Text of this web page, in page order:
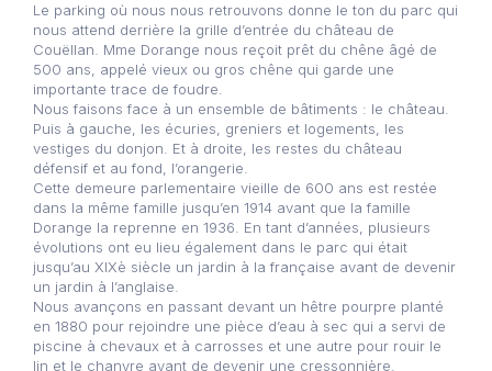
Le parking où nous nous retrouvons donne le ton du parc qui
nous attend derrière la grille d’entrée du château de
Couëllan. Mme Dorange nous reçoit prêt du chêne âgé de
500 ans, appelé vieux ou gros chêne qui garde une
importante trace de foudre.
Nous faisons face à un ensemble de bâtiments : le château.
Puis à gauche, les écuries, greniers et logements, les
vestiges du donjon. Et à droite, les restes du château
défensif et au fond, l’orangerie.
Cette demeure parlementaire vieille de 600 ans est restée
dans la même famille jusqu’en 1914 avant que la famille
Dorange la reprenne en 1936. En tant d’années, plusieurs
évolutions ont eu lieu également dans le parc qui était
jusqu’au XIXè siècle un jardin à la française avant de devenir
un jardin à l’anglaise.
Nous avançons en passant devant un hêtre pourpre planté
en 1880 pour rejoindre une pièce d’eau à sec qui a servi de
piscine à chevaux et à carrosses et une autre pour rouir le
lin et le chanvre avant de devenir une cressonnière.